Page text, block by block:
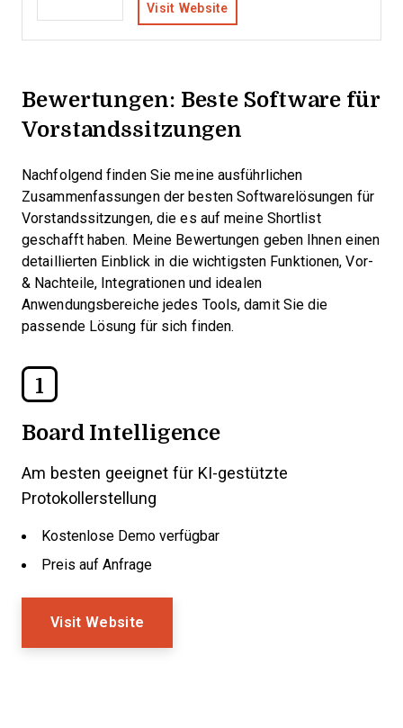
Visit Website
Bewertungen: Beste Software für
Vorstandssitzungen
Nachfolgend finden Sie meine ausführlichen
Zusammenfassungen der besten Softwarelösungen für
Vorstandssitzungen, die es auf meine Shortlist
geschafft haben. Meine Bewertungen geben Ihnen einen
detaillierten Einblick in die wichtigsten Funktionen, Vor-
& Nachteile, Integrationen und idealen
Anwendungsbereiche jedes Tools, damit Sie die
passende Lösung für sich finden.
1
Board Intelligence
Am besten geeignet für KI-gestützte
Protokollerstellung
Kostenlose Demo verfügbar
Preis auf Anfrage
Visit Website